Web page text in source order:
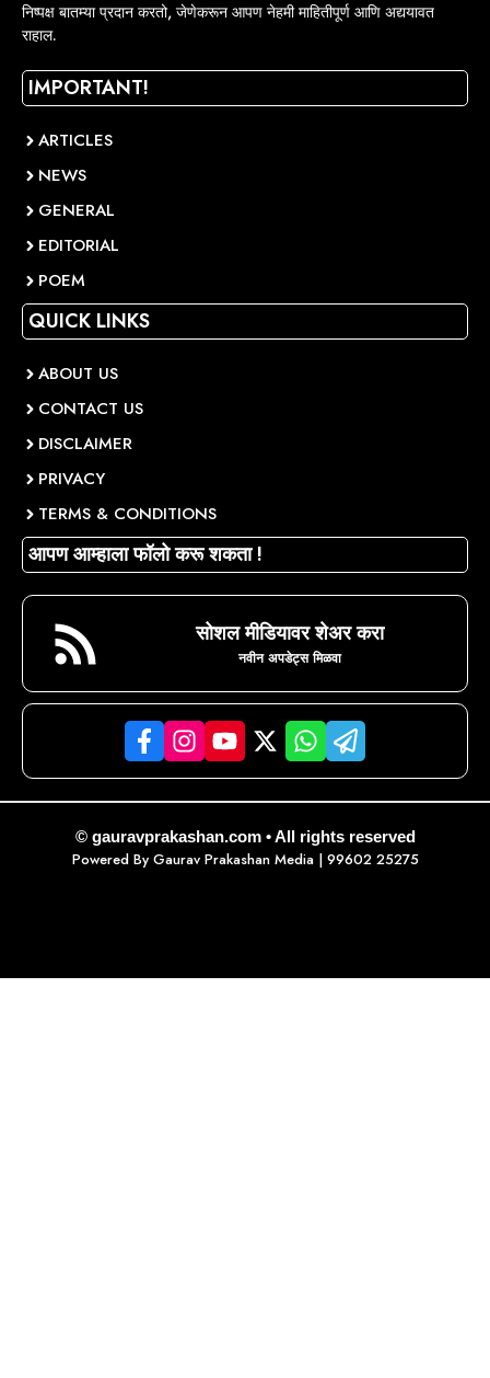
निष्पक्ष बातम्या प्रदान करतो, जेणेकरून आपण नेहमी माहितीपूर्ण आणि अद्ययावत
राहाल.
IMPORTANT!
ARTICLES
NEWS
GENERAL
EDITORIAL
POEM
QUICK LINKS
ABOUT US
CONTACT US
DISCLAIMER
PRIVACY
TERMS & CONDITIONS
आपण आम्हाला फॉलो करू शकता !
सोशल मीडियावर शेअर करा
नवीन अपडेट्स मिळवा
© gauravprakashan.com • All rights reserved
Powered By Gaurav Prakashan Media| 99602 25275